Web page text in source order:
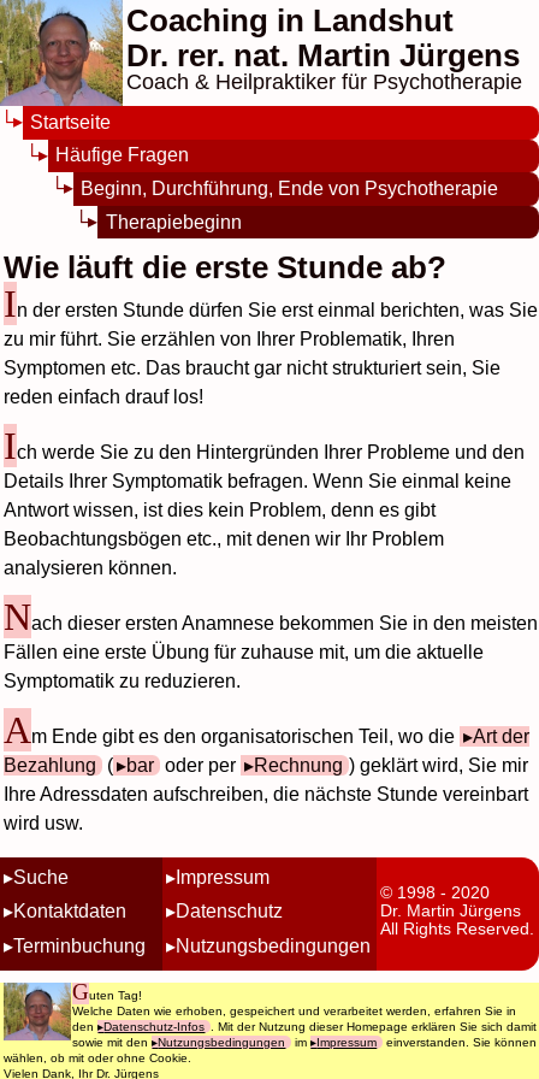
Coaching in Landshut
Dr. rer. nat. Martin Jürgens
Coach & Heilpraktiker für Psychotherapie
Startseite
Häufige Fragen
Beginn, Durchführung, Ende von Psychotherapie
Therapiebeginn
Wie läuft die erste Stunde ab?
In der ersten Stunde dürfen Sie erst einmal berichten, was Sie
zu mir führt. Sie erzählen von Ihrer Problematik, Ihren
Symptomen etc. Das braucht gar nicht strukturiert sein, Sie
reden einfach drauf los!
Ich werde Sie zu den Hintergründen Ihrer Probleme und den
Details Ihrer Symptomatik befragen. Wenn Sie einmal keine
Antwort wissen, ist dies kein Problem, denn es gibt
Beobachtungsbögen etc., mit denen wir Ihr Problem
analysieren können.
Nach dieser ersten Anamnese bekommen Sie in den meisten
Fällen eine erste Übung für zuhause mit, um die aktuelle
Symptomatik zu reduzieren.
Am Ende gibt es den organisatorischen Teil, wo die
Art der
Bezahlung ( bar oder per Rechnung ) geklärt wird, Sie mir
Ihre Adressdaten aufschreiben, die nächste Stunde vereinbart
wird usw.
Suche
Kontaktdaten
Terminbuchung
Impressum
Datenschutz
Nutzungsbedingungen
© 1998 - 2020
Dr. Martin Jürgens
All Rights Reserved.
Guten Tag!
Welche Daten wie erhoben, gespeichert und verarbeitet werden, erfahren Sie in
den Datenschutz-Infos
. Mit der Nutzung dieser Homepage erklären Sie sich damit
sowie mit den Nutzungsbedingungen im Impressum
einverstanden. Sie können
wählen, ob mit oder ohne Cookie.
Vielen Dank, Ihr Dr. Jürgens